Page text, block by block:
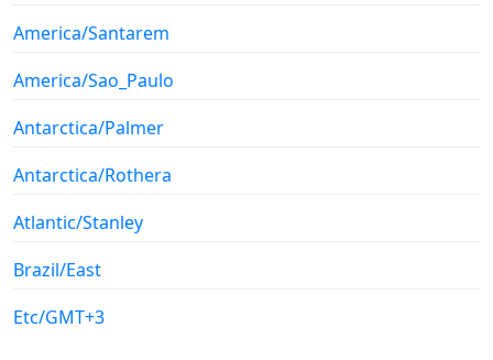
America/Santarem
America/Sao_Paulo
Antarctica/Palmer
Antarctica/Rothera
Atlantic/Stanley
Brazil/East
Etc/GMT+3